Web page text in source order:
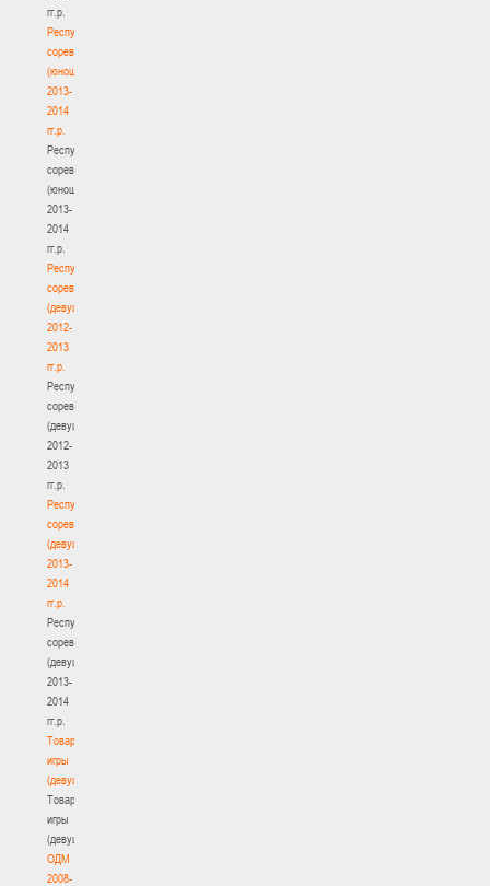
гг.р.
Республиканские
соревнования
(юноши)
2013-
2014
гг.р.
Республиканские
соревнования
(юноши)
2013-
2014
гг.р.
Республиканские
соревнования
(девушки)
2012-
2013
гг.р.
Республиканские
соревнования
(девушки)
2012-
2013
гг.р.
Республиканские
соревнования
(девушки)
2013-
2014
гг.р.
Республиканские
соревнования
(девушки)
2013-
2014
гг.р.
Товарищеские
игры
(девушки)
Товарищеские
игры
(девушки)
ОДМ
2008-